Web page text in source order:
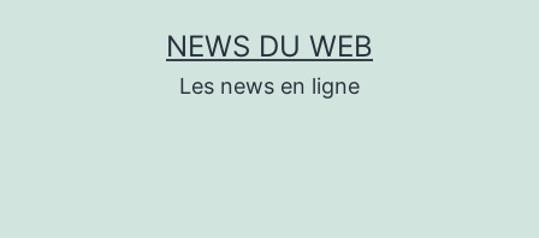
NEWS DU WEB
Les news en ligne